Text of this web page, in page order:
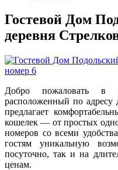
Гостевой Дом
деревня
Добро пожаловать в
расположенный по адресу
предлагает
кошелек — от простых
номеров со всеми
гостям уникальную
посуточно, так и на
ценам.